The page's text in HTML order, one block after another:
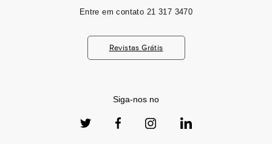
Entre em contato 21 317 3470
Revistas Grátis
Siga-nos no